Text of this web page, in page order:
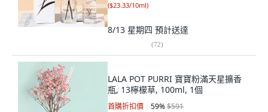
($23.33/10ml)
8/13 星期四 預計送達
(72)
LALA POT PURRI 寶寶粉滿天星擴香
瓶, 13檸檬草, 100ml, 1個
首購折扣價 59%$591